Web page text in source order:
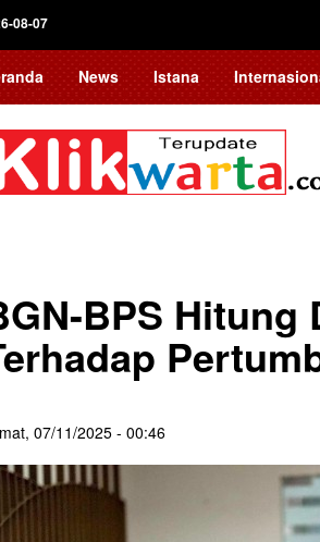
08-07
News Istana
BPS Hitung
07/11/2025 - 00:46